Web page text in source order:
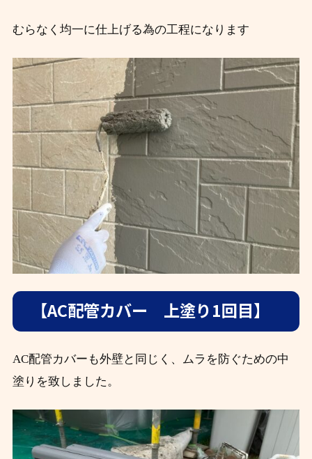
むらなく均一に仕上げる為の工程になります
【AC配管カバー 上塗り1回目】
AC配管カバーも外壁と同じく、ムラを防ぐための中
塗りを致しました。